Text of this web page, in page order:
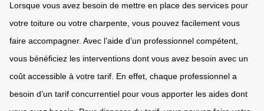
Lorsque vous avez besoin de mettre en place des services pour
votre toiture ou votre charpente, vous pouvez facilement vous
faire accompagner. Avec l’aide d’un professionnel compétent,
vous bénéficiez les interventions dont vous avez besoin avec un
coût accessible à votre tarif. En effet, chaque professionnel a
besoin d’un tarif concurrentiel pour vous apporter les aides dont